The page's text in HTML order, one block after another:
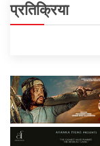
प्रतिक्रिया